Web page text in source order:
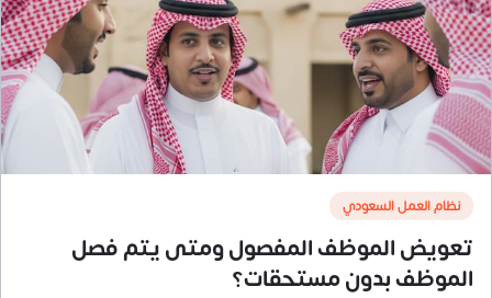
نظام العمل السعودي
تعويض الموظف المفصول ومتى يتم فصل
الموظف بدون مستحقات؟